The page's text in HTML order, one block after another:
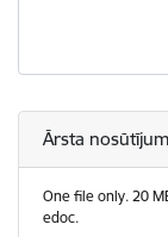
Ārsta
One file only. 20
edoc.